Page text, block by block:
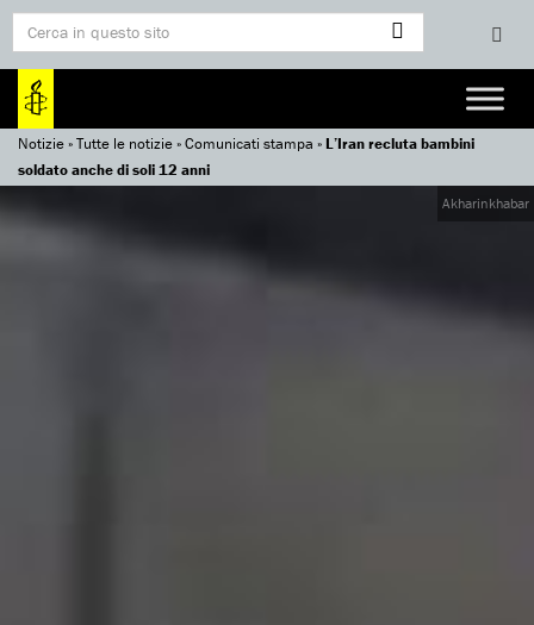
Notizie»Tutte le notizie»Comunicati stampa »L’Iran recluta bambini
soldato anche di soli 12 anni
Akharinkhabar